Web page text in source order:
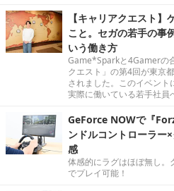
【キャリアクエスト
こと。セガの若手の事
いう働き方
Game*Sparkと4Gamerの
クエスト」の第4回が東京
されました。このイベン
実際に働いている若手社員
GeForce NOWで『
ンドルコントローラー
感
体感的にラグはほぼ無し。
でプレイ可能！